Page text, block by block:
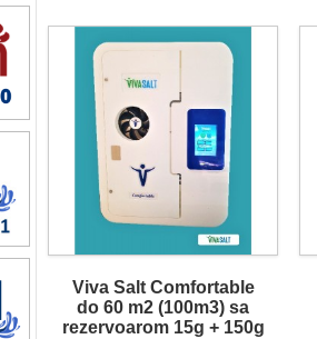
Viva Salt Comfortable
do 60 m2 (100m3) sa
rezervoarom 15g + 150g